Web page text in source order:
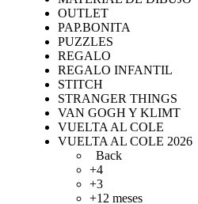
OUTLET
PAP.BONITA
PUZZLES
REGALO
REGALO INFANTIL
STITCH
STRANGER THINGS
VAN GOGH Y KLIMT
VUELTA AL COLE
VUELTA AL COLE 2026
Back
+4
+3
+12 meses